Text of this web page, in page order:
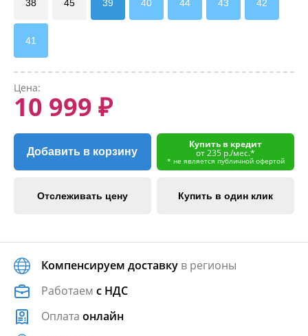
38 45 39 40 44 43 42
41
Цена:
10 999 ₽
Добавить в корзину
Купить в кредит
от 235 р./мес.*
* не является публичной офертой
Отслеживать цену Купить в один клик
Компенсируем доставку в регионы
Работаем с НДС
Оплата онлайн